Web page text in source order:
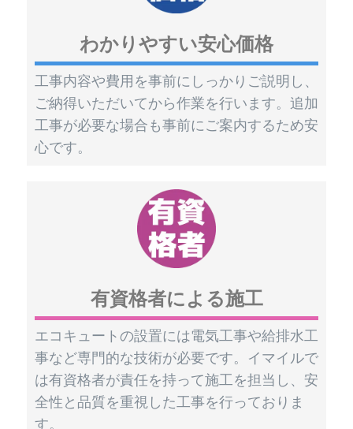
わかりやすい安心価格
工事内容や費用を事前にしっかりご説明し、
ご納得いただいてから作業を行います。追加
工事が必要な場合も事前にご案内するため安
心です。
有資格者による施工
エコキュートの設置には電気工事や給排水工
事など専門的な技術が必要です。イマイルで
は有資格者が責任を持って施工を担当し、安
全性と品質を重視した工事を行っておりま
す。